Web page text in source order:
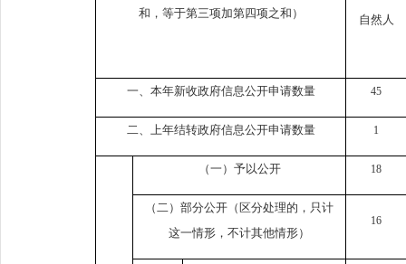
和，等于第三项加第四项之和） 自然人
一、本年新收政府信息公开申请数量 45
二、上年结转政府信息公开申请数量 1
（一）予以公开 18
（二）部分公开（ 区分处理的，只计
这一情形，不计其他情形）
16